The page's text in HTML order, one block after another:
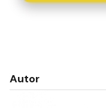
Autor